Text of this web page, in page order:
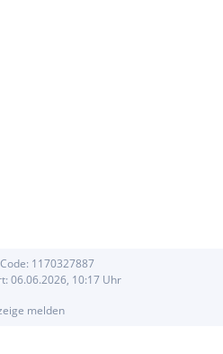
1170327887
06.06.2026, 10:17Uhr
melden